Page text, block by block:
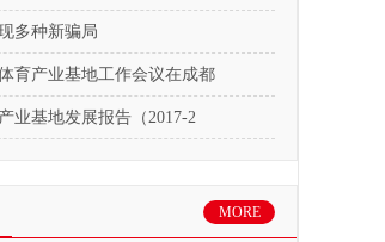
多种新骗局
育产业基地工作会议在成都
业基地发展报告（2017-2
MORE